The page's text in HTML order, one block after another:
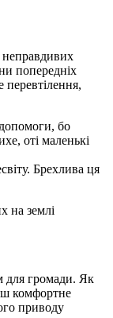
неправдивих
попередніх
бо
оті маленькі
Брехлива ця
на землі
для громади. Як
комфортне
приводу